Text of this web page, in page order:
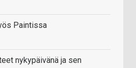
Paintissa
nykypäivänä ja sen